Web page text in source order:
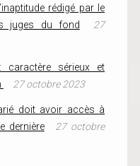
rédigé par le
juges du fond
27
caractère sérieux et
27 octobre 2023
doit avoir accès à
dernière
27 octobre